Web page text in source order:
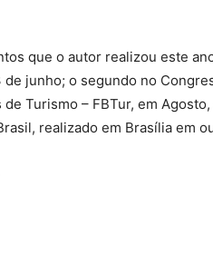
que o autor realizou este
junho; o segundo no
Turismo – FBTur, em
realizado em Brasília em